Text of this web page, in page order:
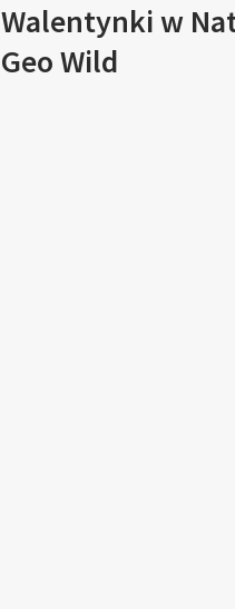
Walentynki w
Geo Wild